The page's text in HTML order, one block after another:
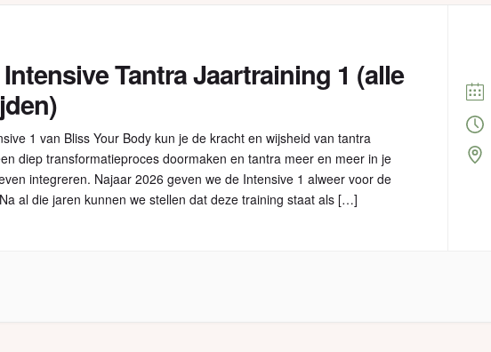
Tantra Jaartraining 1 (alle
1 van Bliss Your Body kun je de kracht en wijsheid van tantra
diep transformatieproces doormaken en tantra meer en meer in je
integreren. Najaar 2026 geven we de Intensive 1 alweer voor de
al die jaren kunnen we stellen dat deze training staat als […]